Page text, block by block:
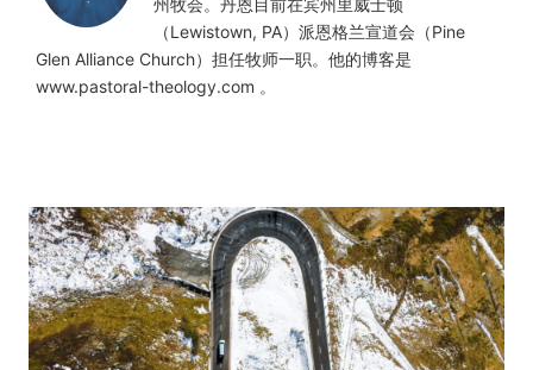
州牧会。丹恩目前在宾州里威士顿
（Lewistown, PA）派恩格兰宣道会（Pine
Glen Alliance Church）担任牧师一职。他的博客是
www.pastoral-theology.com 。